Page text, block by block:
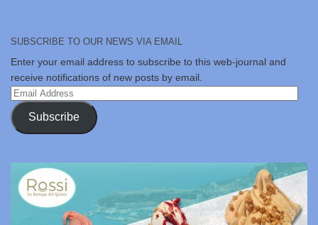
SUBSCRIBE TO OUR NEWS VIA EMAIL
Enter your email address to subscribe to this web-journal and
receive notifications of new posts by email.
Email
Address
Subscribe